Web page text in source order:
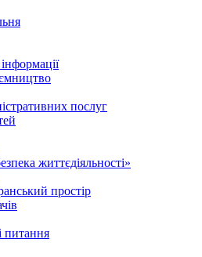
послуг
життєдіяльності»
простір
питання